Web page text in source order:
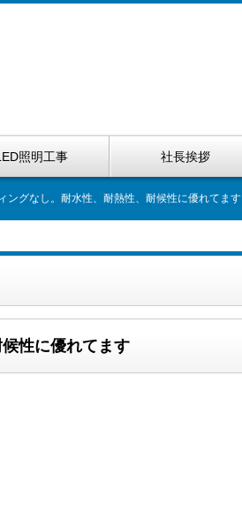
照明工事 社長挨拶
ングなし。耐水性、耐熱性、耐候性に優れてます
性に優れてます